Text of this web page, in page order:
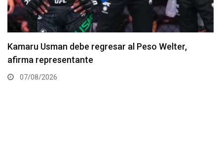
Resultados de los pesajes del UFC Vegas 120:
Gamrot hace peso para pelea con Salkilld
07/08/2026